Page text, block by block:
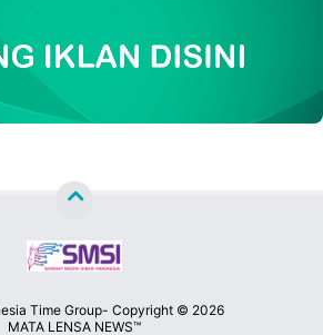
Time Group- Copyright © 2026
MATA LENSA NEWS™